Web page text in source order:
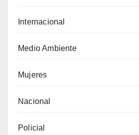
Internacional
Medio Ambiente
Mujeres
Nacional
Policial